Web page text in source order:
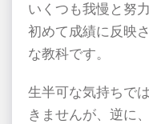
いくつも我慢と努
初めて成績に反映
な教科です。
生半可な気持ちで
きませんが、逆に